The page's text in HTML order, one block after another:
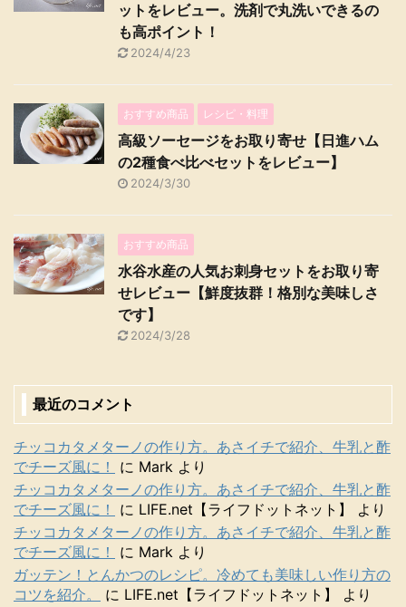
ットをレビュー。洗剤で丸洗いできるの
も高ポイント！
2024/4/23
おすすめ商品 レシピ・料理
高級ソーセージをお取り寄せ【日進ハム
の2種食べ比べセットをレビュー】
2024/3/30
おすすめ商品
水谷水産の人気お刺身セットをお取り寄
せレビュー【鮮度抜群！格別な美味しさ
です】
2024/3/28
最近のコメント
チッコカタメターノの作り方。あさイチで紹介、牛乳と酢
でチーズ風に！
に Mark より
チッコカタメターノの作り方。あさイチで紹介、牛乳と酢
でチーズ風に！
に LIFE.net【ライフドットネット】
より
チッコカタメターノの作り方。あさイチで紹介、牛乳と酢
でチーズ風に！
に Mark より
ガッテン！とんかつのレシピ。冷めても美味しい作り方の
コツを紹介。
に LIFE.net【ライフドットネット】
より